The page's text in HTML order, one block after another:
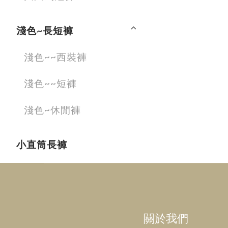
淺色~長短褲
淺色~~西裝褲
淺色~~短褲
淺色~休閒褲
小直筒長褲
關於我們